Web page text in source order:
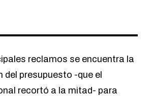
reclamos se encuentra la
del presupuesto -que el
recortó a la mitad- para